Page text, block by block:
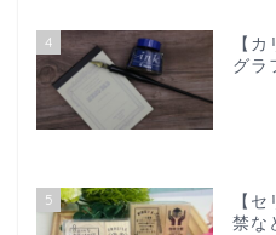
4
【
グラ
5
【
禁な